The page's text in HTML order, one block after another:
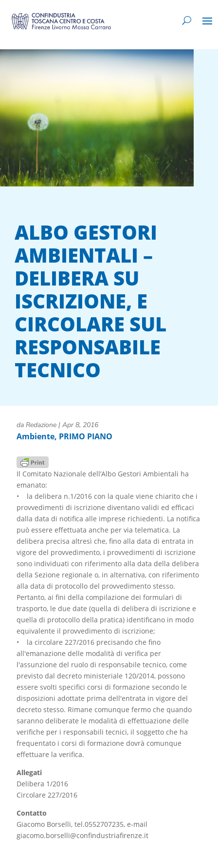
ALBO GESTORI
AMBIENTALI –
DELIBERA SU
ISCRIZIONE, E
CIRCOLARE SUL
RESPONSABILE
TECNICO
da Redazione| Apr 8, 2016
Ambiente, PRIMO PIANO
Il Comitato Nazionale dell’Albo Gestori Ambientali ha
emanato:
• la delibera n.1/2016 con la quale viene chiarito che i
provvedimenti di iscrizione diventano validi ed efficaci
dalla data di notifica alle imprese richiedenti. La notifica
può essere effettuata anche per via telematica. La
delibera precisa altresì che, fino alla data di entrata in
vigore del provvedimento, i provvedimenti di iscrizione
sono individuati con riferimento alla data della delibera
della Sezione regionale o, in alternativa, con riferimento
alla data di protocollo del provvedimento stesso.
Pertanto, ai fini della compilazione dei formulari di
trasporto, le due date (quella di delibera di iscrizione e
quella di protocollo della pratica) identificano in modo
equivalente il provvedimento di iscrizione;
• la circolare 227/2016 precisando che fino
all'emanazione delle modalità di verifica per
l'assunzione del ruolo di responsabile tecnico, come
previsto dal decreto ministeriale 120/2014, possono
essere svolti specifici corsi di formazione secondo le
disposizioni adottate prima dell'entrata in vigore del
decreto stesso. Rimane comunque fermo che quando
saranno deliberate le modalità di effettuazione delle
verifiche per i responsabili tecnici, il soggetto che ha
frequentato i corsi di formazione dovrà comunque
effettuare la verifica.
Allegati
Delibera 1/2016
Circolare 227/2016
Contatto
Giacomo Borselli, tel.0552707235, e-mail
giacomo.borselli@confindustriafirenze.it